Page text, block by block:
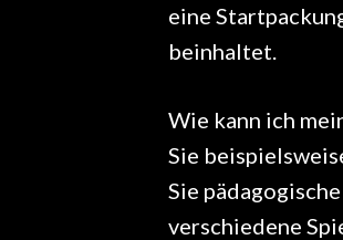
eine
beinhaltet.
Wie kann ich
Sie
Sie
verschiedene